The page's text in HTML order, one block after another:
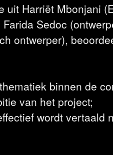
uit Harriët Mbonjani
Sedoc
ontwerper),
binnen de
van het project;
wordt vertaald